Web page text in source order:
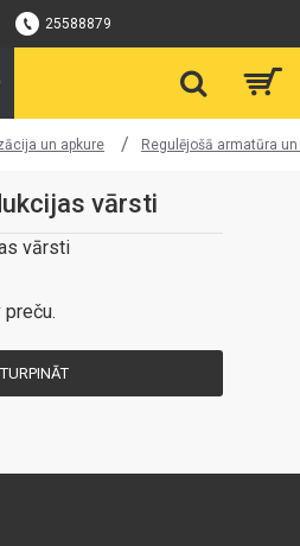
25588879
un apkure Regulējošā armatūra
vārsti
vārsti
TURPINĀT